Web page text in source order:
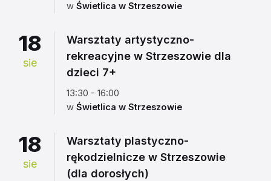
w Świetlica w Strzeszowie
18
sie
Warsztaty artystyczno-
rekreacyjne w Strzeszowie dla
dzieci 7+
13:30 - 16:00
w Świetlica w Strzeszowie
18
sie
Warsztaty plastyczno-
rękodzielnicze w Strzeszowie
(dla dorosłych)